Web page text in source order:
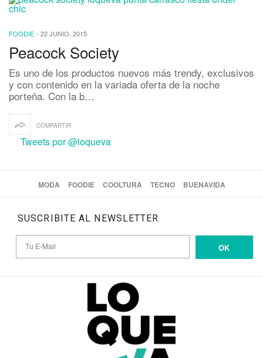
FOODIE - 22 JUNIO, 2015
Peacock Society
Es uno de los productos nuevos más trendy, exclusivos
y con contenido en la variada oferta de la noche
porteña. Con la b…
COMPARTIR
Tweets por @loqueva
MODA FOODIE COOLTURA TECNO BUENAVIDA
SUSCRIBITE AL NEWSLETTER
OK